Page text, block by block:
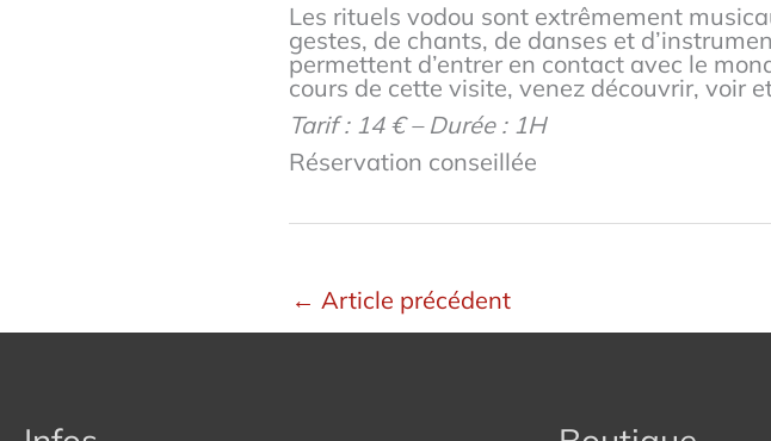
Les rituels vodou sont extrêmement
gestes, de chants, de danses et
permettent d’entrer en contact avec le
cours de cette visite, venez découvrir, voir
Tarif : 14 € – Durée : 1H
Réservation conseillée
← Article précédent